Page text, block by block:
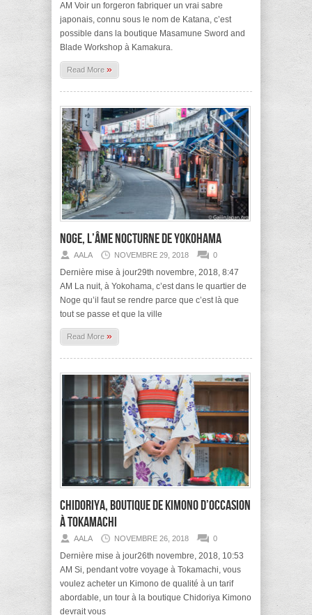
AM Voir un forgeron fabriquer un vrai sabre
japonais, connu sous le nom de Katana, c’est
possible dans la boutique Masamune Sword and
Blade Workshop à Kamakura.
Read More »
Noge, l’âme nocturne de Yokohama
AALA NOVEMBRE 29, 2018 0
Dernière mise à jour29th novembre, 2018, 8:47
AM La nuit, à Yokohama, c’est dans le quartier de
Noge qu’il faut se rendre parce que c’est là que
tout se passe et que la ville
Read More »
Chidoriya, boutique de Kimono d’occasion
à Tokamachi
AALA NOVEMBRE 26, 2018 0
Dernière mise à jour26th novembre, 2018, 10:53
AM Si, pendant votre voyage à Tokamachi, vous
voulez acheter un Kimono de qualité à un tarif
abordable, un tour à la boutique Chidoriya Kimono
devrait vous